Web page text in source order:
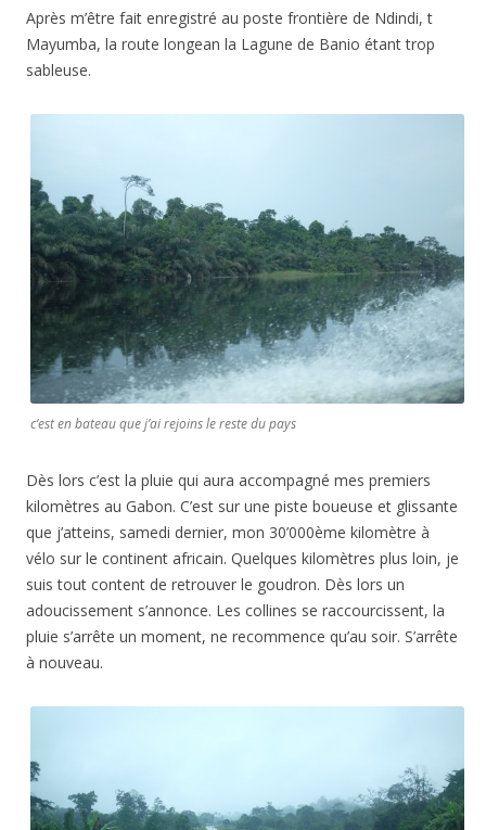
Après m’être fait enregistré au poste frontière de Ndindi, t
Mayumba, la route longean la Lagune de Banio étant trop
sableuse.
c’est en bateau que j’ai rejoins le reste du pays
Dès lors c’est la pluie qui aura accompagné mes premiers
kilomètres au Gabon. C’est sur une piste boueuse et glissante
que j’atteins, samedi dernier, mon 30’000ème kilomètre à
vélo sur le continent africain. Quelques kilomètres plus loin, je
suis tout content de retrouver le goudron. Dès lors un
adoucissement s’annonce. Les collines se raccourcissent, la
pluie s’arrête un moment, ne recommence qu’au soir. S’arrête
à nouveau.